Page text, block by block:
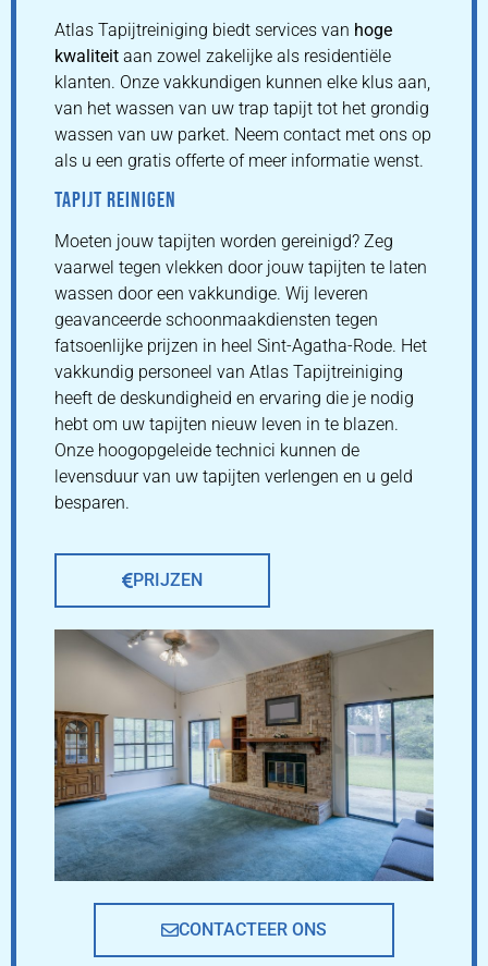
Atlas Tapijtreiniging biedt services van hoge
kwaliteit aan zowel zakelijke als residentiële
klanten. Onze vakkundigen kunnen elke klus aan,
van het wassen van uw trap tapijt tot het grondig
wassen van uw parket. Neem contact met ons op
als u een gratis offerte of meer informatie wenst.
TAPIJT REINIGEN
Moeten jouw tapijten worden gereinigd? Zeg
vaarwel tegen vlekken door jouw tapijten te laten
wassen door een vakkundige. Wij leveren
geavanceerde schoonmaakdiensten tegen
fatsoenlijke prijzen in heel Sint-Agatha-Rode. Het
vakkundig personeel van Atlas Tapijtreiniging
heeft de deskundigheid en ervaring die je nodig
hebt om uw tapijten nieuw leven in te blazen.
Onze hoogopgeleide technici kunnen de
levensduur van uw tapijten verlengen en u geld
besparen.
PRIJZEN
CONTACTEER ONS